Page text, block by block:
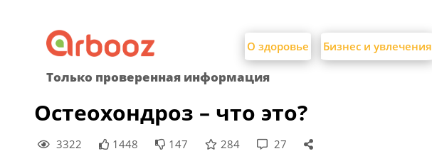
content
О здоровье Бизнес и увлечения
Только проверенная информация
Остеохондроз – что это?
3322 1448 147 284 27